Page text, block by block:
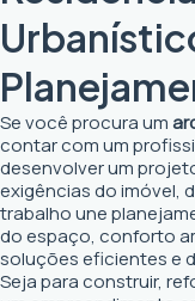
Se você procura um
contar com um
desenvolver um
exigências do imóvel,
trabalho une
do espaço, conforto
soluções eficientes e
Seja para construir,